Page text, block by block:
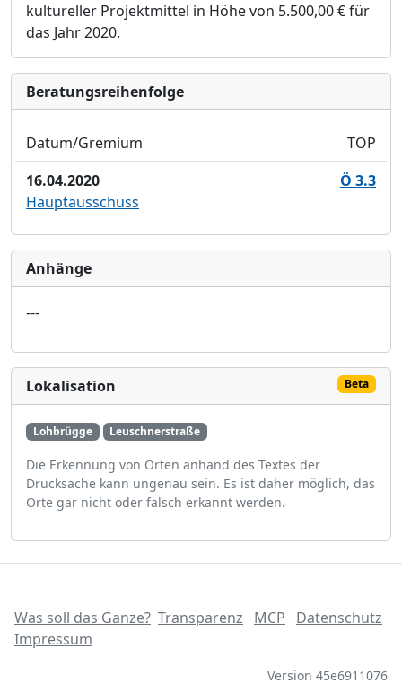
kultureller Projektmittel in Höhe von 5.500,00 € für
das Jahr 2020.
Bera­tungs­reihen­folge
Datum/Gremium
TOP
16.04.2020
Ö 3.3
Hauptausschuss
Anhänge
---
Lokalisation Beta
Lohbrügge Leuschnerstraße
Die Erkennung von Orten anhand des Textes der
Drucksache kann ungenau sein. Es ist daher möglich, das
Orte gar nicht oder falsch erkannt werden.
Was soll das Ganze? Transparenz MCP
Datenschutz
Impressum
Version 45e6911076